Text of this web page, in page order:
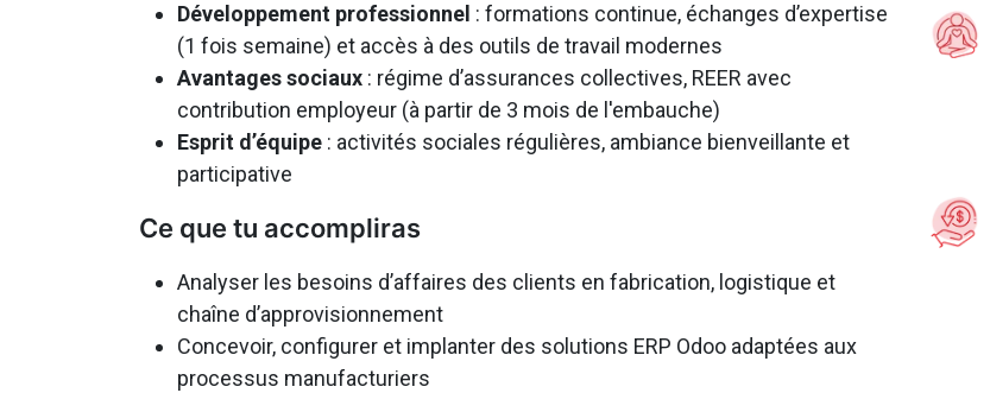
Développement professionnel : formations continue, échanges d’expertise
(1 fois semaine) et accès à des outils de travail modernes
Avantages sociaux : régime d’assurances collectives, REER avec
contribution employeur (à partir de 3 mois de l'embauche)
Esprit d’équipe : activités sociales régulières, ambiance bienveillante et
participative
Ce que tu accompliras
Analyser les besoins d’affaires des clients en fabrication, logistique et
chaîne d’approvisionnement
Concevoir, configurer et implanter des solutions ERP Odoo adaptées aux
processus manufacturiers